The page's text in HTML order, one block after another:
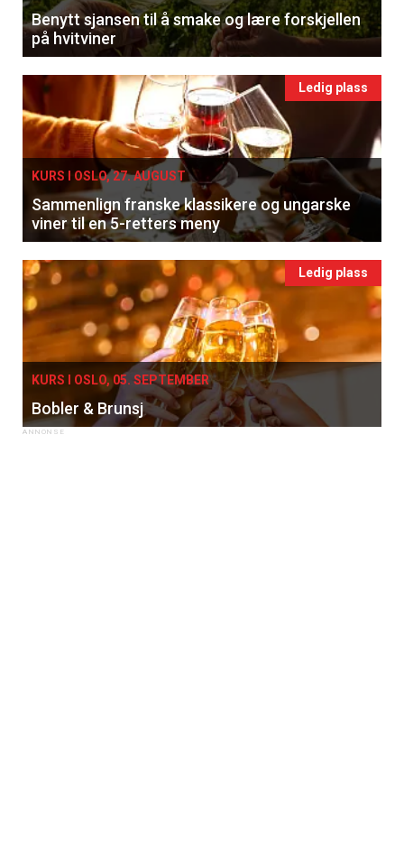
Benytt sjansen til å smake og lære forskjellen
på hvitviner
Ledig plass
KURS I OSLO, 27. AUGUST
Sammenlign franske klassikere og ungarske
viner til en 5-retters meny
Ledig plass
KURS I OSLO, 05. SEPTEMBER
Bobler & Brunsj